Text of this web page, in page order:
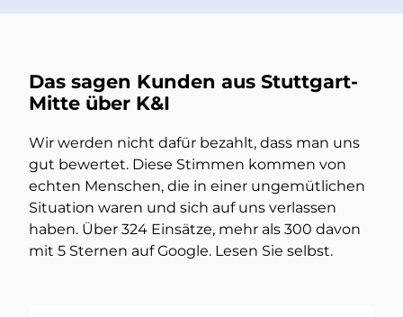
Das sagen Kunden aus Stuttgart-
Mitte über K&I
Wir werden nicht dafür bezahlt, dass man uns
gut bewertet. Diese Stimmen kommen von
echten Menschen, die in einer ungemütlichen
Situation waren und sich auf uns verlassen
haben. Über 324 Einsätze, mehr als 300 davon
mit 5 Sternen auf Google. Lesen Sie selbst.